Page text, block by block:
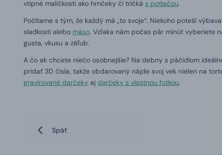
vtipné maličkosti ako hrnčeky či tričká s potlačou.
Počítame s tým, že každý má „to svoje“. Niekoho poteší
sladkosti alebo mäso. Vďaka nám počas pár minút vyberiete
gusta, vkusu a záľub.
A čo ak chcete niečo osobnejšie? Na debny s páčidlom
pridať 3D čísla, takže obdarovaný nájde svoj vek nielen na
gravírované darčeky aj darčeky s vlastnou fotkou.
Späť